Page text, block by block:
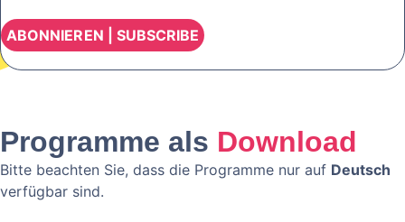
Programme als Download
Bitte beachten Sie, dass die Programme nur auf Deutsch
verfügbar sind.